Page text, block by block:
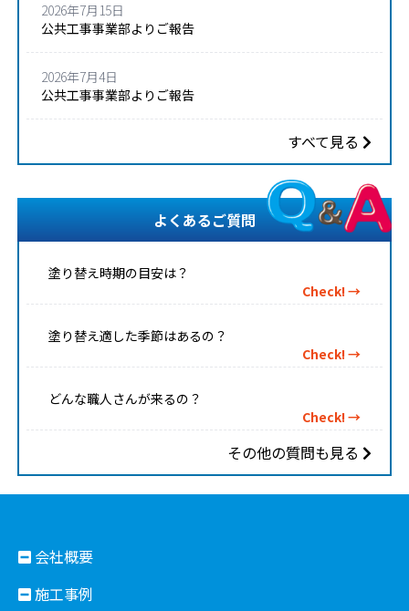
2026年7月15日
公共工事事業部よりご報告
2026年7月4日
公共工事事業部よりご報告
すべて見る
よくあるご質問
塗り替え時期の目安は？
Check! →
塗り替え適した季節はあるの？
Check! →
どんな職人さんが来るの？
Check! →
その他の質問も見る
会社概要
施工事例